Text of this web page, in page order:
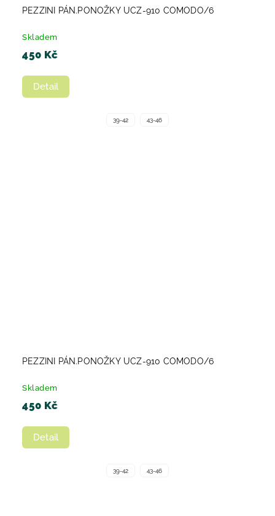
PEZZINI PÁN.PONOŽKY UCZ-910 COMODO/6
Skladem
450 Kč
Detail
39-42 43-46
PEZZINI PÁN.PONOŽKY UCZ-910 COMODO/6
Skladem
450 Kč
Detail
39-42 43-46